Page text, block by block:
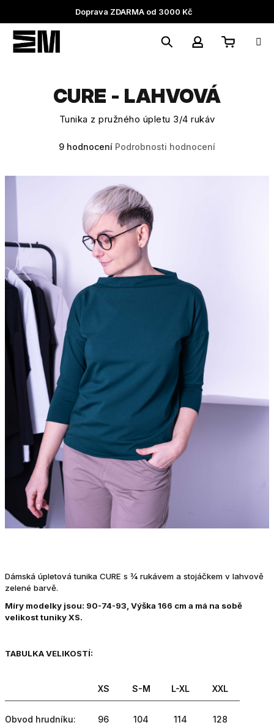
obsah
Doprava ZDARMA od 3000 Kč
Dámská úpletová tunika CURE s ¾ rukávem a stojáčkem v lahvově
zelené barvě.
Míry modelky jsou: 90-74-93, Výška 166 cm a má na sobě
velikost tuniky XS.
TABULKA VELIKOSTÍ:
XS S-M L-XL XXL
Obvod hrudníku: 96 104 114 128
CURE - LAHVOVÁ
Tunika z pružného úpletu 3/4 rukáv
9 hodnocení Podrobnosti hodnocení